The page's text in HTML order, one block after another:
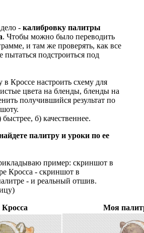
дело -калибровку палитры
. Чтобы можно было переводить
и там же проверять, как все
пытаться подстроиться под
в Кроссе настроить схему для
цвета на бленды, бленды на
получившийся результат по
б) качественнее.
палитру и уроки по ее
пример: скриншот в
Кросса - скриншот в
- и реальный отшив.
Моя